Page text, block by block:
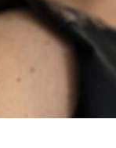
: 70% des